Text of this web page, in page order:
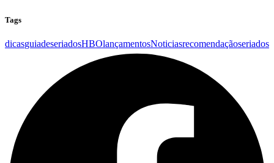
Tags
dicasguiadeseriadosHBOlançamentosNoticiasrecomendaçãoseriados